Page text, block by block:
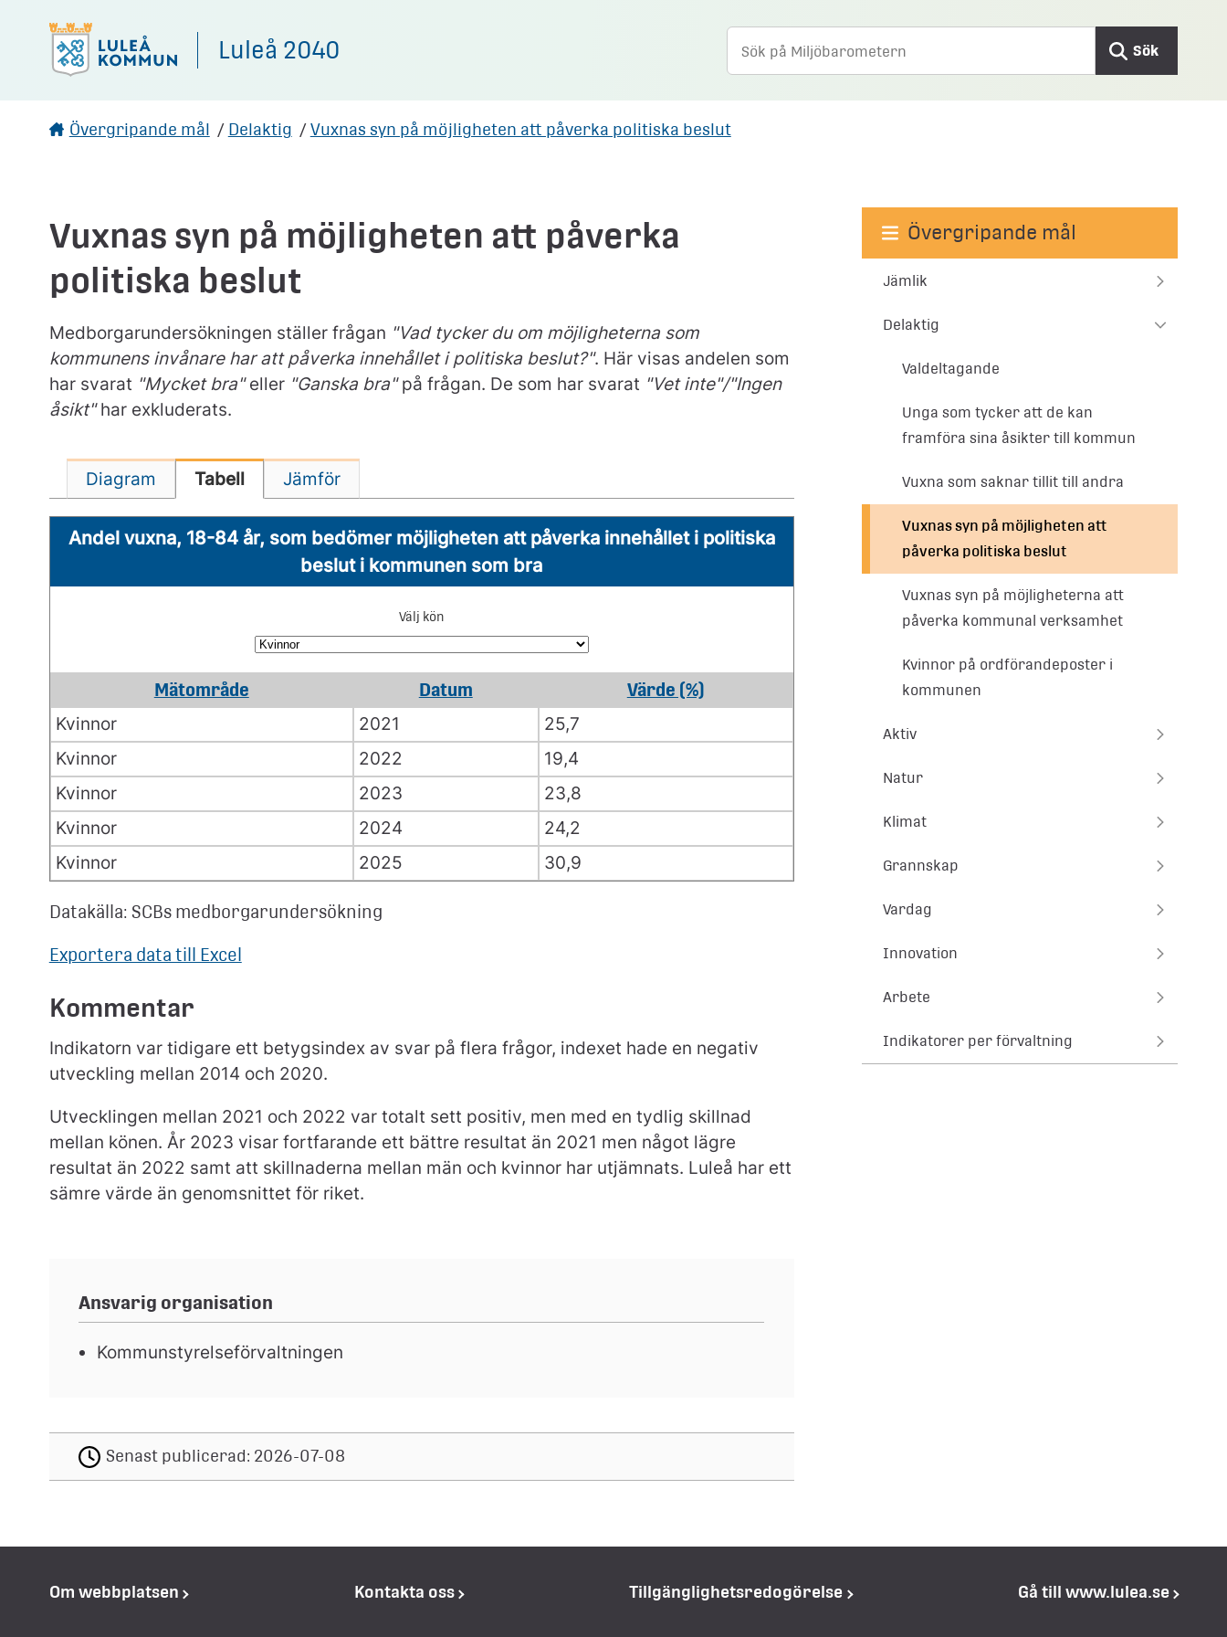
Luleå 2040 Sök
Övergripande mål / Delaktig /Vuxnas syn på möjligheten att påverka politiska beslut
Vuxnas syn på möjligheten att påverka
politiska beslut
Medborgarundersökningen ställer frågan "Vad tycker du om möjligheterna som
kommunens invånare har att påverka innehållet i politiska beslut?". Här visas andelen som
har svarat "Mycket bra"eller "Ganska bra"på frågan. De som har svarat "Vet inte"/"Ingen
åsikt"har exkluderats.
Diagram Tabell Jämför
Andel vuxna, 18-84 år, som bedömer möjligheten att påverka innehållet i politiska
beslut i kommunen som bra
Välj kön
Mätområde Datum Värde (%)
Kvinnor 2021
25,7
Kvinnor
2022
19,4
Kvinnor
2023
23,8
Kvinnor
2024
24,2
Kvinnor
2025 30,9
Datakälla: SCBs medborgarundersökning
Exportera data till Excel
Kommentar
Indikatorn var tidigare ett betygsindex av svar på flera frågor, indexet hade en negativ
utveckling mellan 2014 och 2020.
Utvecklingen mellan 2021 och 2022 var totalt sett positiv, men med en tydlig skillnad
mellan könen. År 2023 visar fortfarande ett bättre resultat än 2021 men något lägre
resultat än 2022 samt att skillnaderna mellan män och kvinnor har utjämnats. Luleå har ett
sämre värde än genomsnittet för riket.
Ansvarig organisation
Kommunstyrelseförvaltningen
Senast publicerad: 2026-07-08
Övergripande mål
Jämlik
Delaktig
Valdeltagande
Unga som tycker att de kan
framföra sina åsikter till kommun
Vuxna som saknar tillit till andra
Vuxnas syn på möjligheten att
påverka politiska beslut
Vuxnas syn på möjligheterna att
påverka kommunal verksamhet
Kvinnor på ordförandeposter i
kommunen
Aktiv
Natur
Klimat
Grannskap
Vardag
Innovation
Arbete
Indikatorer per förvaltning
Om webbplatsen Kontakta oss Tillgänglighetsredogörelse Gå till www.lulea.se